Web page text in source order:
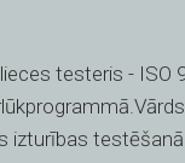
testeris - ISO
izturības